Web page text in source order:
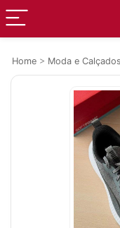
Home > Moda e Calçados